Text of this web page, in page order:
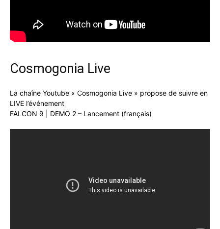
Cosmogonia Live
La chaîne Youtube « Cosmogonia Live » propose de suivre en
LIVE l’événement
FALCON 9 | DEMO 2 – Lancement (français)